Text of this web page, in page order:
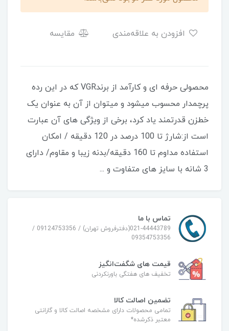
مقایسه
محصولی حرفه ای و کارآمد از برندVGR که در این رده
پرچمدار محسوب میشود و میتوان از آن به عنوان یک
خطزن قدرتمند یاد کرد، برخی از ویژگی های آن عبارت
است از:شارژ تا 100 درصد در 120 دقیقه / امکان
استفاده مداوم تا 160 دقیقه/بدنه زیبا و مقاوم/ دارای
3 شانه با سایز های متفاوت و ...
تماس با ما
021-44443789(دفترفروش تهران) / 09124753356 /
09354753356
قیمت های شگفت‌انگیز
تخفیف های هفتگی باورنکردنی
تضمین اصالت کالا
تمامی محصولات دارای مشخصه اصالت کالا و گارانتی
معتبر ذکرشده*